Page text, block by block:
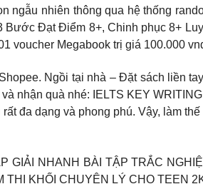
ngẫu nhiên thông qua hệ thống
Đạt Điểm 8+, Chinh phục 8+
voucher Megabook trị giá 100.000
Ngồi tại nhà – Đặt sách liền
nhận quà nhé: IELTS KEY
đa dạng và phong phú. Vậy, làm
NHANH BÀI TẬP TRẮC
KHỐI CHUYÊN LÝ CHO TEEN